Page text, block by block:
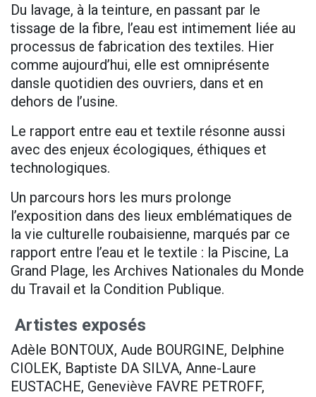
Du lavage, à la teinture, en passant par le
tissage de la fibre, l’eau est intimement liée au
processus de fabrication des textiles. Hier
comme aujourd’hui, elle est omniprésente
dansle quotidien des ouvriers, dans et en
dehors de l’usine.
Le rapport entre eau et textile résonne aussi
avec des enjeux écologiques, éthiques et
technologiques.
Un parcours hors les murs prolonge
l’exposition dans des lieux emblématiques de
la vie culturelle roubaisienne, marqués par ce
rapport entre l’eau et le textile : la Piscine, La
Grand Plage, les Archives Nationales du Monde
du Travail et la Condition Publique.
Artistes exposés
Adèle BONTOUX, Aude BOURGINE, Delphine
CIOLEK, Baptiste DA SILVA, Anne-Laure
EUSTACHE, Geneviève FAVRE PETROFF,